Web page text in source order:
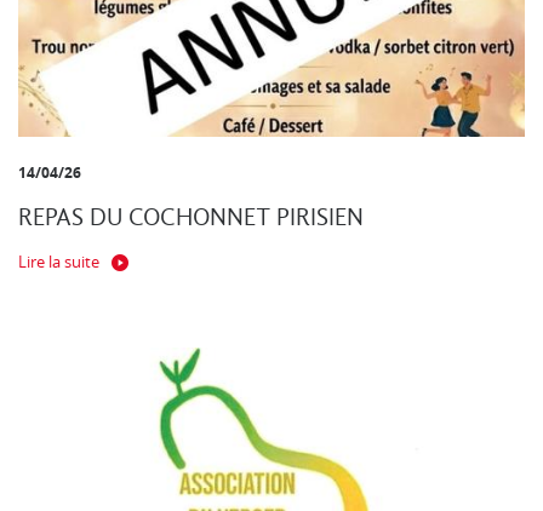
14/04/26
REPAS DU COCHONNET PIRISIEN
Lire la suite